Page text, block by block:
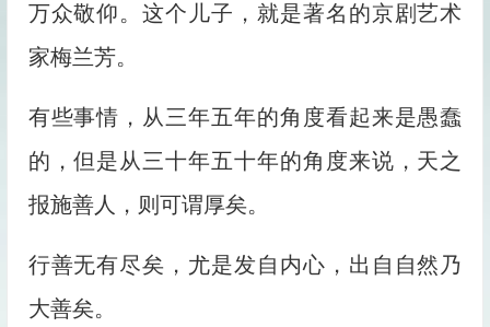
万众敬仰。这个儿子，就是著名的京剧艺术
家梅兰芳。
有些事情，从三年五年的角度看起来是愚蠢
的，但是从三十年五十年的角度来说，天之
报施善人，则可谓厚矣。
行善无有尽矣，尤是发自内心，出自自然乃
大善矣。